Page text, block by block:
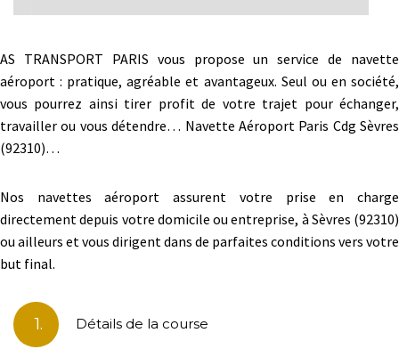
AS TRANSPORT PARIS vous propose un service de navette
aéroport : pratique, agréable et avantageux. Seul ou en société,
vous pourrez ainsi tirer profit de votre trajet pour échanger,
travailler ou vous détendre… Navette Aéroport Paris Cdg Sèvres
(92310)…
Nos navettes aéroport assurent votre prise en charge
directement depuis votre domicile ou entreprise, à Sèvres (92310)
ou ailleurs et vous dirigent dans de parfaites conditions vers votre
but final.
1. Détails de la course